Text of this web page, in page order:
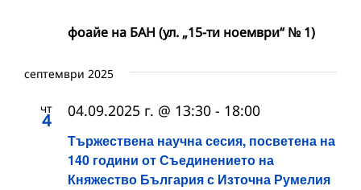
фоайе на БАН (ул. „15-ти ноември“ № 1)
септември 2025
чт
4
Тържествена научна сесия, посветена на
140 години от Съединението на
Княжество България с Източна Румелия
04.09.2025 г. @ 13:30 - 18:00